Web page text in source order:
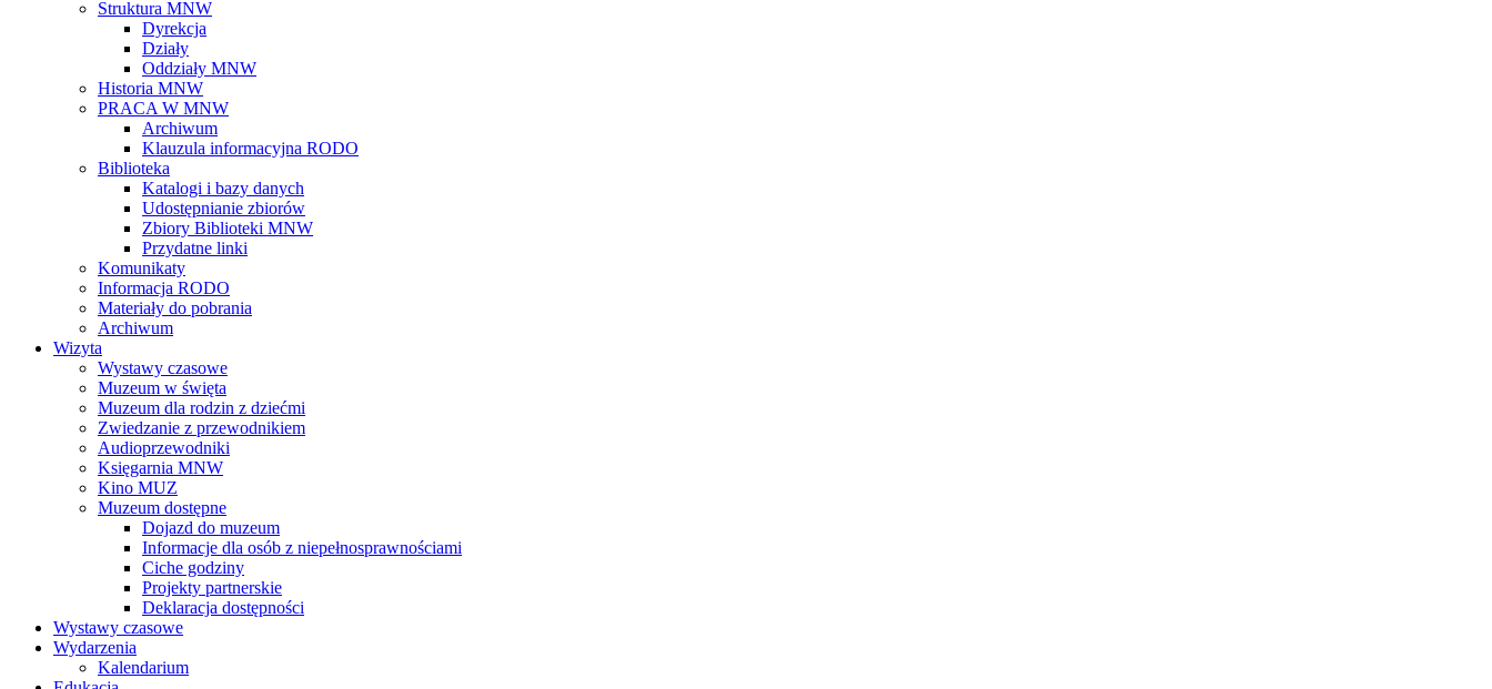
Struktura MNW
Dyrekcja
Działy
Oddziały MNW
Historia MNW
PRACA W MNW
Archiwum
Klauzula informacyjna RODO
Biblioteka
Katalogi i bazy danych
Udostępnianie zbiorów
Zbiory Biblioteki MNW
Przydatne linki
Komunikaty
Informacja RODO
Materiały do pobrania
Archiwum
Wizyta
Wystawy czasowe
Muzeum w święta
Muzeum dla rodzin z dziećmi
Zwiedzanie z przewodnikiem
Audioprzewodniki
Księgarnia MNW
Kino MUZ
Muzeum dostępne
Dojazd do muzeum
Informacje dla osób z niepełnosprawnościami
Ciche godziny
Projekty partnerskie
Deklaracja dostępności
Wystawy czasowe
Wydarzenia
Kalendarium